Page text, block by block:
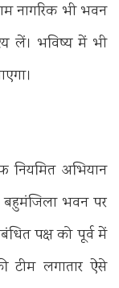
नागरिक भी भवन
लें। भविष्य में भी
नियमित अभियान
बहुमंजिला भवन पर
पक्ष को पूर्व में
टीम लगातार ऐसे